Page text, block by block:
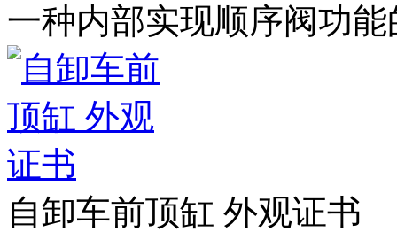
一种内部实现顺序阀功
自卸车前顶缸 外观证书